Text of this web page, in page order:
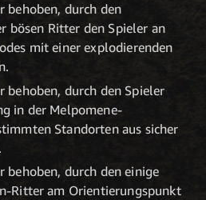
behoben, durch den
bösen Ritter den Spieler an
mit einer explodierenden
behoben, durch den Spieler
in der Melpomene-
Standorten aus sicher
behoben, durch den einige
Ritter am Orientierungspunkt